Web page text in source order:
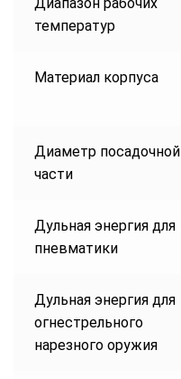
Диапазон рабочих
температур
Материал корпуса
Диаметр посадочной
части
Дульная энергия для
пневматики
Дульная энергия для
огнестрельного
нарезного оружия